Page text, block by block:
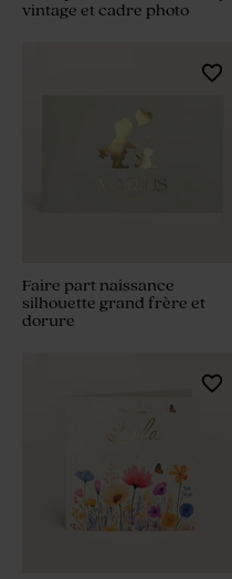
vintage et cadre photo
Faire part naissance
silhouette grand frère et
dorure